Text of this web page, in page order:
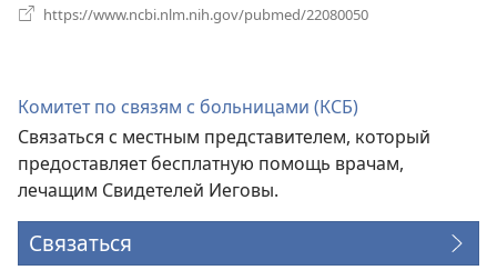
https://www.ncbi.nlm.nih.gov/pubmed/22080050
Комитет по связям с больницами (КСБ)
Связаться с местным представителем, который
предоставляет бесплатную помощь врачам,
лечащим Свидетелей Иеговы.
Связаться